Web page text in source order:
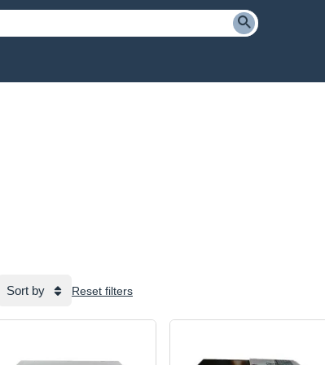
Sort by Reset filters